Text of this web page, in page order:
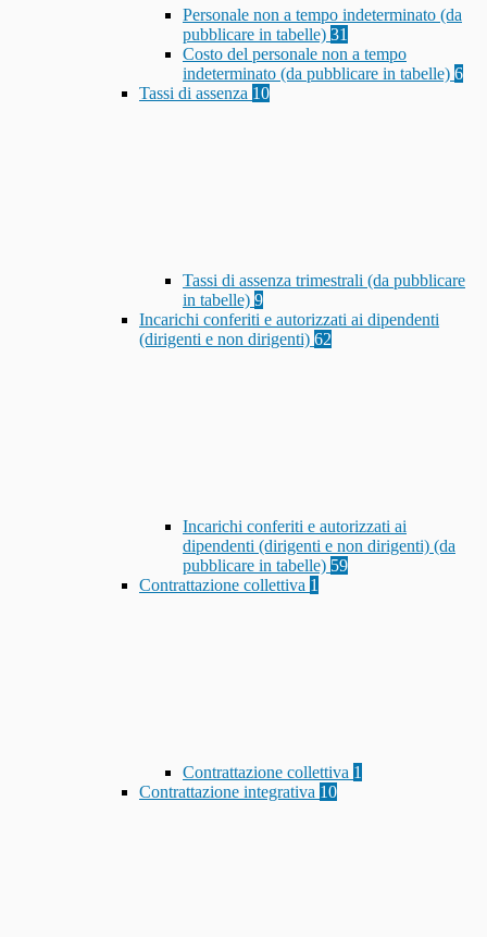
Personale non a tempo indeterminato (da
pubblicare in tabelle) 31
Costo del personale non a tempo
indeterminato (da pubblicare in tabelle) 6
Tassi di assenza 10
Tassi di assenza trimestrali (da pubblicare
in tabelle) 9
Incarichi conferiti e autorizzati ai dipendenti
(dirigenti e non dirigenti) 62
Incarichi conferiti e autorizzati ai
dipendenti (dirigenti e non dirigenti) (da
pubblicare in tabelle) 59
Contrattazione collettiva 1
Contrattazione collettiva 1
Contrattazione integrativa 10